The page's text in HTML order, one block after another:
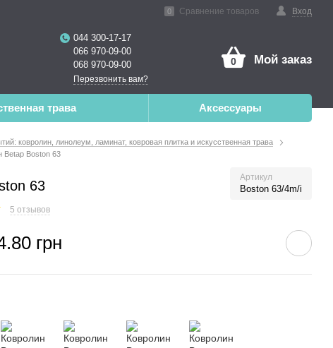
Вход
0 Сравнение товаров
044 300-17-17
066 970-09-00
068 970-09-00
Перезвонить вам?
0 Мой заказ
трава Аксессуары
ковролин, линолеум, ламинат, ковровая плитка и искусственная трава
Betap Boston 63
63
Артикул
Boston 63/4m/i
5 отзывов
грн